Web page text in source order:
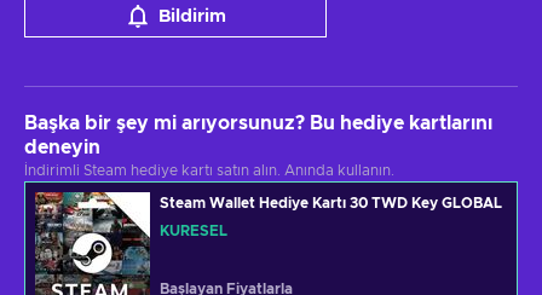
Bildirim
Başka bir şey mi arıyorsunuz? Bu hediye kartlarını
deneyin
İndirimli Steam hediye kartı satın alın. Anında kullanın.
Steam Wallet Hediye Kartı 30 TWD Key GLOBAL
KÜRESEL
Başlayan Fiyatlarla